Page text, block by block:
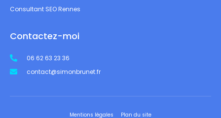
Consultant SEO Rennes
Contactez-moi
06 62 63 23 36
contact@simonbrunet.fr
Mentions légales Plan du site